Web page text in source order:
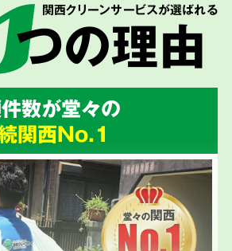
関西クリーンサービスが選ばれる
つの理由
数が堂々の
関西No.1